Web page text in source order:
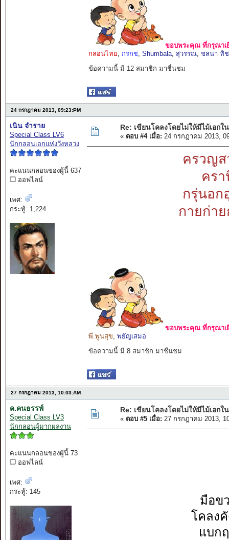
ขอบพระคุณ ที่กรุณาเ
กลอนไทย, กรกช, Shumbala, สุวรรณ, ชลนา ทิ
ข้อความนี้ มี 12 สมาชิก มาชื่นชม
24 กรกฎาคม 2013, 09:23:PM
เนิน จำราย
Special Class LV6
นักกลอนเอกแห่งวังหลวง
คะแนนกลอนของผู้นี้ 637
ออฟไลน์
เพศ:
กระทู้: 1,224
Re: เขียนโคลงโดยไม่ให้มีไม้เอกใ
« ตอบ #4 เมื่อ: 24 กรกฎาคม 2013,
ครวญ
คร
กรุ่นอ
กายก่า
ขอบพระคุณ ที่กรุณาเ
พี.พูนสุข, พยัญเสมอ
ข้อความนี้ มี 8 สมาชิก มาชื่นชม
27 กรกฎาคม 2013, 10:03:AM
ค.คนธรรพ์
Special Class LV3
นักกลอนผู้มากผลงาน
คะแนนกลอนของผู้นี้ 73
ออฟไลน์
เพศ:
กระทู้: 145
Re: เขียนโคลงโดยไม่ให้มีไม้เอกใ
« ตอบ #5 เมื่อ: 27 กรกฎาคม 2013,
มือ
โคล
แบ